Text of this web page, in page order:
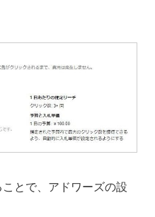
とで、アドワーズの設